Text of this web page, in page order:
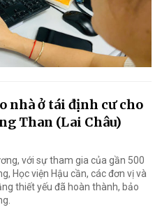
nhà ở tái định cư cho
Than (Lai Châu)
với sự tham gia của gần 500
Học viện Hậu cần, các đơn vị và
thiết yếu đã hoàn thành, bảo